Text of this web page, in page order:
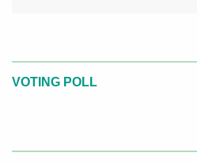
VOTING POLL